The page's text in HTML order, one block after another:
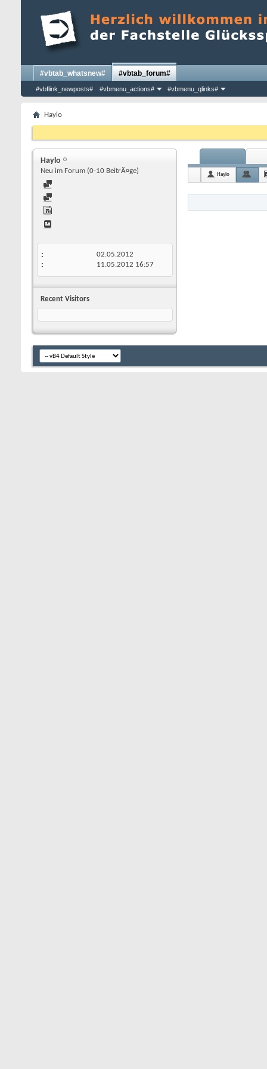
#vbtab_whatsnew# #vbtab_forum#
#vbflink_newposts# #vbmenu_actions# #vbmenu_qlinks#
Haylo
Haylo
Neu im Forum (0-10 BeitrÃ¤ge)
02.05.2012
11.05.2012 16:57
Recent Visitors
Haylo